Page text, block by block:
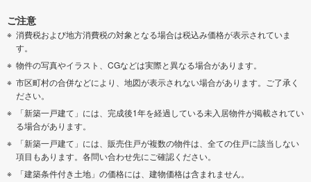
ご注意
消費税および地方消費税の対象となる場合は税込み価格が表示されていま
す。
物件の写真やイラスト、CGなどは実際と異なる場合があります。
市区町村の合併などにより、地図が表示されない場合があります。ご了承く
ださい。
「新築一戸建て」には、完成後1年を経過している未入居物件が掲載されてい
る場合があります。
「新築一戸建て」には、販売住戸が複数の物件は、全ての住戸に該当しない
項目もあります。各問い合わせ先にご確認ください。
「建築条件付き土地」の価格には、建物価格は含まれません。